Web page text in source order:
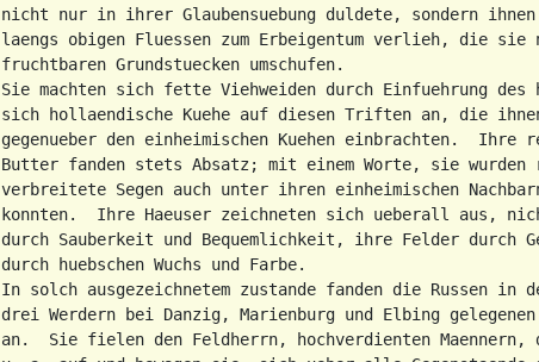
nicht nur in ihrer Glaubensuebung duldete, sondern ihnen
laengs obigen Fluessen zum Erbeigentum verlieh, die sie
fruchtbaren Grundstuecken umschufen.
Sie machten sich fette Viehweiden durch Einfuehrung
sich hollaendische Kuehe auf diesen Triften an, die
gegenueber den einheimischen Kuehen einbrachten.  Ihre
Butter fanden stets Absatz; mit einem Worte, sie
verbreitete Segen auch unter ihren einheimischen
konnten.  Ihre Haeuser zeichneten sich ueberall aus,
durch Sauberkeit und Bequemlichkeit, ihre Felder durch
durch huebschen Wuchs und Farbe.
In solch ausgezeichnetem zustande fanden die Russen in
drei Werdern bei Danzig, Marienburg und Elbing
an.  Sie fielen den Feldherrn, hochverdienten Maennern,